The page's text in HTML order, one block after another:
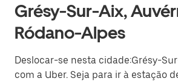
Grésy-Sur-Aix,
Ródano-Alpes
Deslocar-se nesta cidade:Grésy-
com a Uber. Seja para ir à estação